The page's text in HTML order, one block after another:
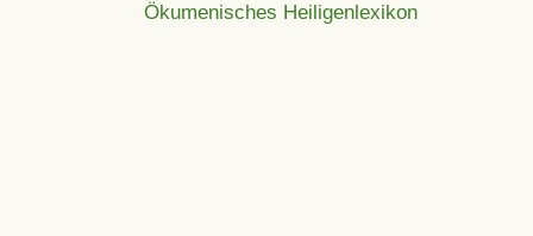
Ökumenisches Heiligenlexikon